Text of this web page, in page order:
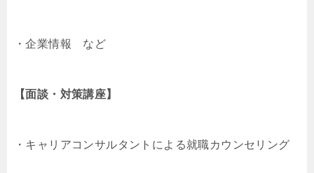
・企業情報 など
【面談・対策講座】
・キャリアコンサルタントによる就職カウンセリング